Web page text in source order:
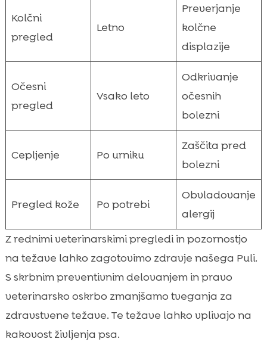
Kolčni
pregled
Letno
Preverjanje
kolčne
displazije
Očesni
pregled
Vsako leto
Odkrivanje
očesnih
bolezni
Cepljenje Po urniku
Zaščita pred
bolezni
Pregled kože Po potrebi
Obvladovanje
alergij
Z rednimi veterinarskimi pregledi in pozornostjo
na težave lahko zagotovimo zdravje našega Puli.
S skrbnim preventivnim delovanjem in pravo
veterinarsko oskrbo zmanjšamo tveganja za
zdravstvene težave. Te težave lahko vplivajo na
kakovost življenja psa.